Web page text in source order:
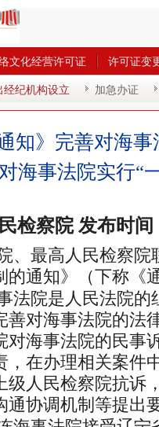
文化经营许可证
许可证变
经纪机构设立 加急办证
知》完善对海
海事法院实行“
检察院 发布时间
、最高人民检察院
的通知》（下称《
法院是人民法院
善对海事法院的法
对海事法院的民事
，在办理相关案件
级人民检察院抗诉
通协调机制等提出